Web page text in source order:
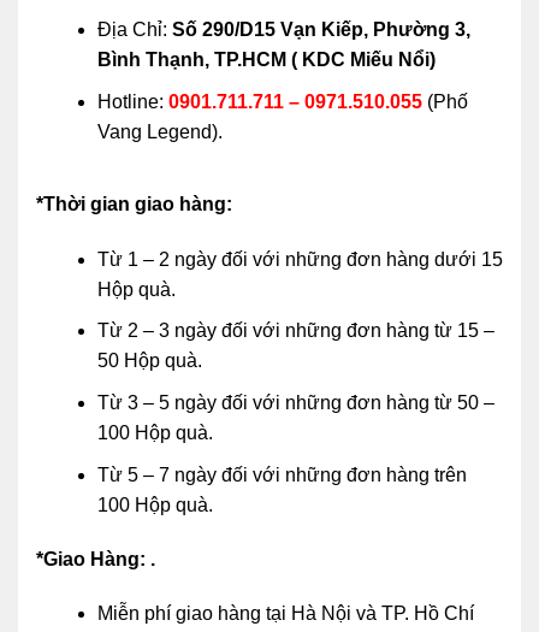
Địa Chỉ: Số 290/D15 Vạn Kiếp, Phường 3,
Bình Thạnh, TP.HCM ( KDC Miếu Nổi)
Hotline: 0901.711.711 – 0971.510.055(Phố
Vang Legend).
*Thời gian giao hàng:
Từ 1 – 2 ngày đối với những đơn hàng dưới 15
Hộp quà.
Từ 2 – 3 ngày đối với những đơn hàng từ 15 –
50 Hộp quà.
Từ 3 – 5 ngày đối với những đơn hàng từ 50 –
100 Hộp quà.
Từ 5 – 7 ngày đối với những đơn hàng trên
100 Hộp quà.
*Giao Hàng: .
Miễn phí giao hàng tại Hà Nội và TP. Hồ Chí